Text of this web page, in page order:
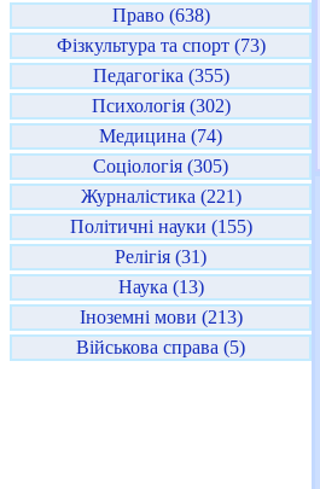
Право (638)
Фізкультура та спорт (73)
Педагогіка (355)
Психологія (302)
Медицина (74)
Соціологія (305)
Журналістика (221)
Політичні науки (155)
Релігія (31)
Наука (13)
Іноземні мови (213)
Військова справа (5)